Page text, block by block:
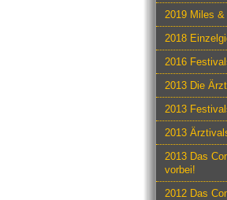
2019 Miles &
2018
2016
2013 Die
2013
2013
2013 Das
vorbei!
2012 Das